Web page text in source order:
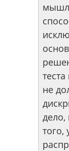
не
дело,
того,